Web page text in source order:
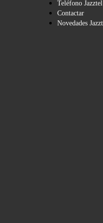
Teléfono Jazztel
Contactar
Novedades